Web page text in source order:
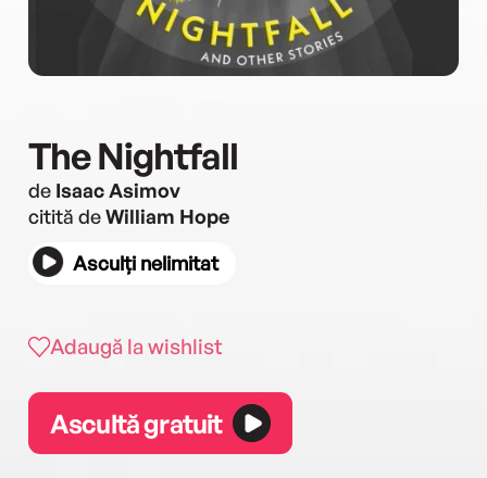
The Nightfall
de Isaac Asimov
citită deWilliam Hope
Asculți nelimitat
Adaugă la wishlist
Ascultă gratuit